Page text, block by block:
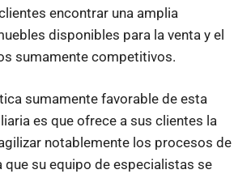
encontrar una amplia
disponibles para la venta y el
sumamente competitivos.
sumamente favorable de esta
es que ofrece a sus clientes la
notablemente los procesos de
que su equipo de especialistas se